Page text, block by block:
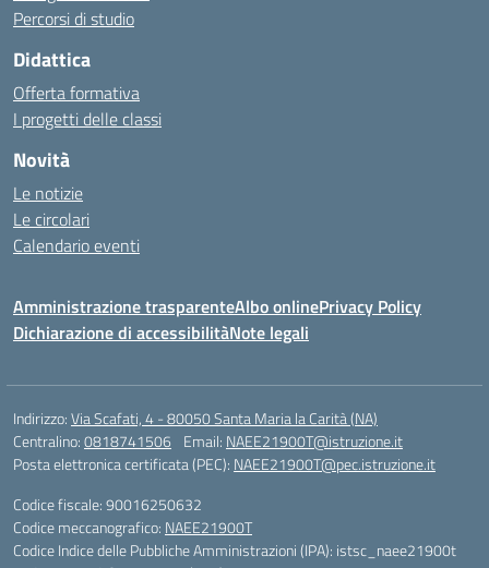
Percorsi di studio
Didattica
Offerta formativa
I progetti delle classi
Novità
Le notizie
Le circolari
Calendario eventi
Amministrazione trasparenteAlbo onlinePrivacy Policy
Dichiarazione di accessibilitàNote legali
Indirizzo:Via Scafati, 4 - 80050 Santa Maria la Carità (NA)
Centralino:0818741506 Email: NAEE21900T@istruzione.it
Posta elettronica certificata (PEC): NAEE21900T@pec.istruzione.it
Codice fiscale: 90016250632
Codice meccanografico: NAEE21900T
Codice Indice delle Pubbliche Amministrazioni (IPA): istsc_naee21900t